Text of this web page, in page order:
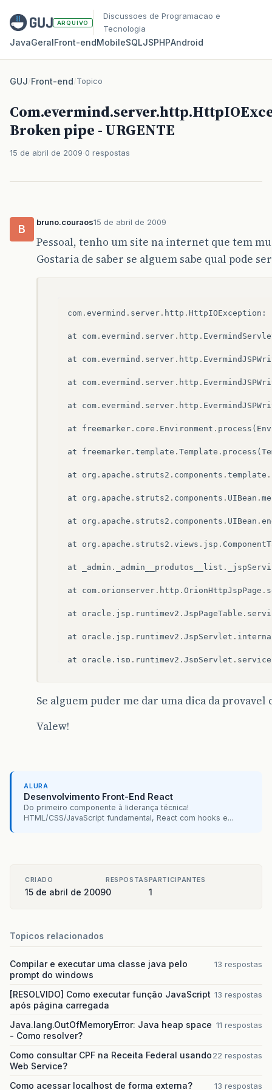
ARQUIVO
Discussoes de Programacao e
Tecnologia
JavaGeralFront‑endMobileSQLJSPHPAndroid
GUJ/Front-end/Topico
Broken pipe - URGENTE
15 de abril de 2009 0 respostas
B
bruno.couraos15 de abril de 2009
Pessoal, tenho um site na internet que tem
Gostaria de saber se alguem sabe qual pode
com . evermind . server . http . HttpIOException :
at com . evermind . server . http .
at com . evermind . server . http .
at com . evermind . server . http .
at com . evermind . server . http .
at freemarker . core . Environment . process (
at freemarker . template . Template . process (
at org . apache . struts2 . components . template .
at org . apache . struts2 . components . UIBean .
at org . apache . struts2 . components . UIBean .
at org . apache . struts2 . views . jsp .
at _admin . _admin__produtos__list .
at com . orionserver . http . OrionHttpJspPage .
at oracle . jsp . runtimev2 . JspPageTable .
at oracle . jsp . runtimev2 . JspServlet .
at oracle . jsp . runtimev2 . JspServlet . service
at com.evermind .server.http.
at
at com. evermind. server
at oracle. oc4j. security .OC4JSecurity
at org.apache struts2
at com.opensymphony
at com .opensymphony .xwork2 interceptor
at com.opensymphony
at com.opensymphony . xwork2.
at com .opensymphony.xwork2.util. profiling
Se alguem puder me dar uma dica da provavel
Valew!
ALURA
Desenvolvimento Front-End React
Do primeiro componente à liderança técnica!
HTML/CSS/JavaScript fundamental, React com hooks e...
CRIADO
15 de abril de 2009
RESPOSTAS
0
PARTICIPANTES
1
Topicos relacionados
Compilar e executar uma classe java pelo
prompt do windows
13 respostas
[RESOLVIDO] Como executar função JavaScript
após página carregada
13 respostas
Java.lang.OutOfMemoryError: Java heap space
- Como resolver?
11 respostas
Como consultar CPF na Receita Federal usando
Web Service?
22 respostas
Como acessar localhost de forma externa? 13 respostas